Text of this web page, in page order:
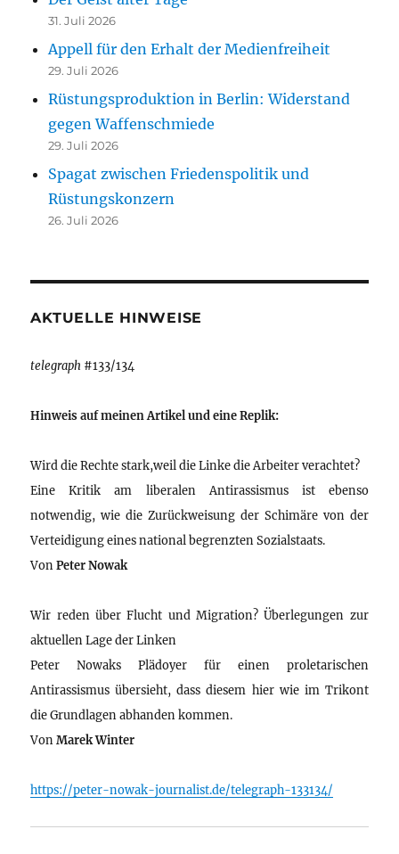
31. Juli 2026
Appell für den Erhalt der Medienfreiheit
29. Juli 2026
Rüstungsproduktion in Berlin: Widerstand
gegen Waffenschmiede
29. Juli 2026
Spagat zwischen Friedenspolitik und
Rüstungskonzern
26. Juli 2026
AKTUELLE HINWEISE
telegraph #133/134
Hinweis auf meinen Artikel und eine Replik:
Wird die Rechte stark,weil die Linke die Arbeiter verachtet?
Eine Kritik am liberalen Antirassismus ist ebenso
notwendig, wie die Zurückweisung der Schimäre von der
Verteidigung eines national begrenzten Sozialstaats.
VonPeter Nowak
Wir reden über Flucht und Migration? Überlegungen zur
aktuellen Lage der Linken
Peter Nowaks Plädoyer für einen proletarischen
Antirassismus übersieht, dass diesem hier wie im Trikont
die Grundlagen abhanden kommen.
VonMarek Winter
https://peter-nowak-journalist.de/telegraph-133134/